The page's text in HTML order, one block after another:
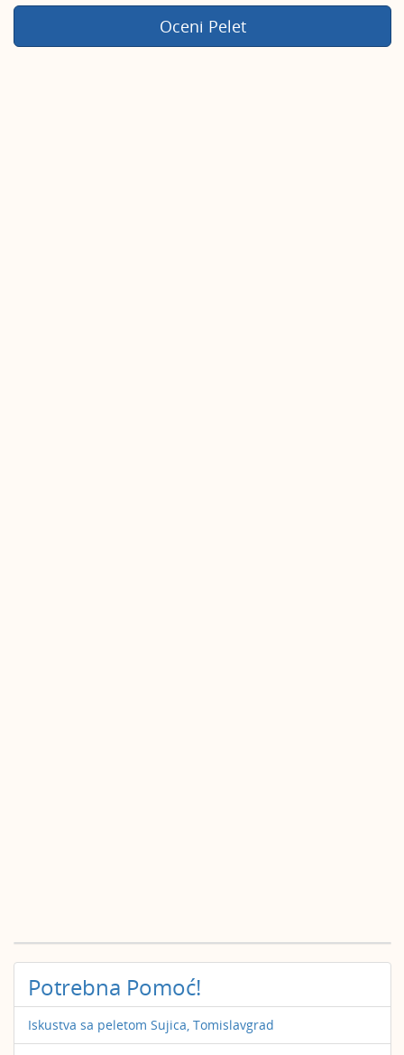
komentar decembar 19, 2022 - Momir Stojanović 1
Oceni Pelet
Potrebna Pomoć!
Iskustva sa peletom Sujica, Tomislavgrad